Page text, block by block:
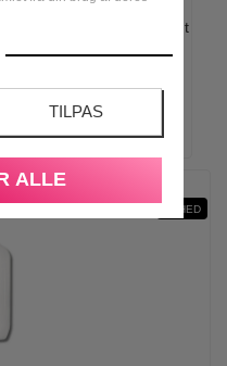
TILPAS
ALLE
2023 - 100 ml - Edt
NYHED